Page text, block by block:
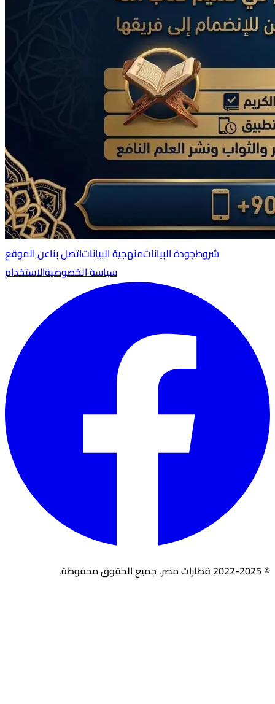
عن الموقعاتصل بنامنهجية البياناتجودة البياناتشروط
الاستخدامسياسة الخصوصية
© 2022-2025 قطارات مصر. جميع الحقوق محفوظة.